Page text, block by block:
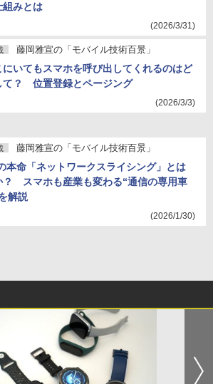
組みとは
(2026/3/31)
藤岡雅宣の「モバイル技術百景」
にいてもスマホを呼び出してくれるのはど
て？ 位置登録とページング
(2026/3/3)
藤岡雅宣の「モバイル技術百景」
本命「ネットワークスライシング」とは
？ スマホも産業も変わる“通信の専用車
解説
(2026/1/30)